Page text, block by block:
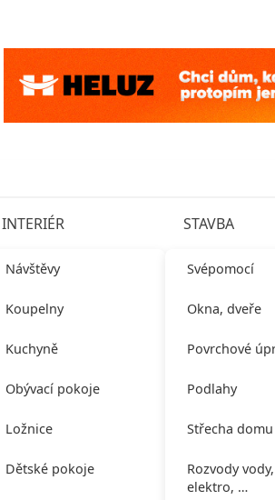
INTERIÉR
Návštěvy
Koupelny
Kuchyně
Obývací pokoje
Ložnice
Dětské pokoje
STAVBA
Svépomocí
Okna, dveře
Povrchové
Podlahy
Střecha domu
Rozvody
elektro, …